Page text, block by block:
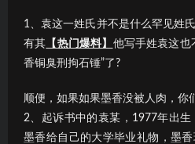
1、袁这一姓氏并不是什么罕见姓
有其 【热门爆料】 他写手姓袁这也
香铜臭刑拘石锤”了?
顺便，如果如果墨香没被人肉，你
2、起诉书中的袁某，1977年出
墨香给自己的大学毕业礼物，墨